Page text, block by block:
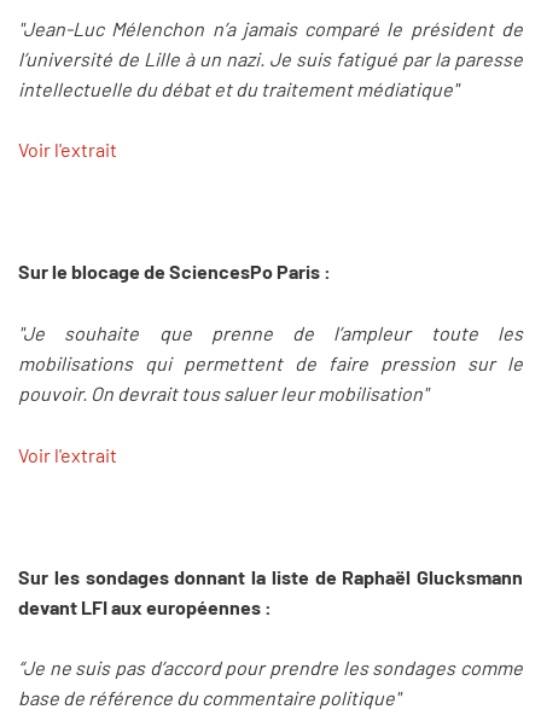
"Jean-Luc Mélenchon n’a jamais comparé le président de
l’université de Lille à un nazi. Je suis fatigué par la paresse
intellectuelle du débat et du traitement médiatique"
Voir l'extrait
Sur le blocage de SciencesPo Paris :
"Je souhaite que prenne de l’ampleur toute les
mobilisations qui permettent de faire pression sur le
pouvoir. On devrait tous saluer leur mobilisation"
Voir l'extrait
Sur les sondages donnant la liste de Raphaël Glucksmann
devant LFI aux européennes :
“Je ne suis pas d’accord pour prendre les sondages comme
base de référence du commentaire politique"